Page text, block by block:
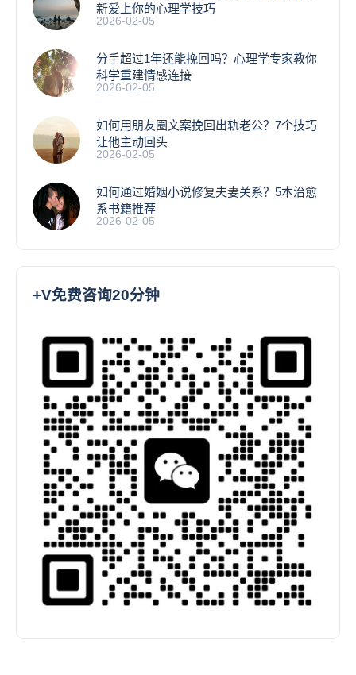
新爱上你的心理学技巧
2026-02-05
分手超过1年还能挽回吗？心理学专家教你
科学重建情感连接
2026-02-05
如何用朋友圈文案挽回出轨老公？7个技巧
让他主动回头
2026-02-05
如何通过婚姻小说修复夫妻关系？5本治愈
系书籍推荐
2026-02-05
+V免费咨询20分钟